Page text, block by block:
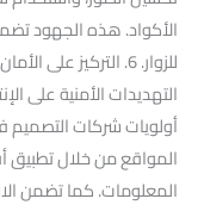
الأكواد. هذه الجهود
للزوار. 6. التركيز
التهديدات الأمنية على
أولويات شركات
المواقع من خلال تطبيق
المعلومات. كما تضمن